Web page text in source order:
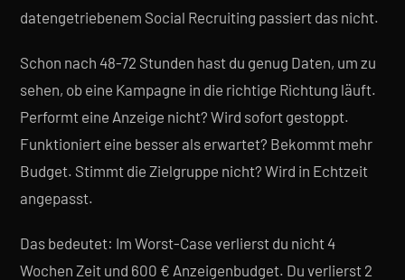
datengetriebenem Social Recruiting passiert das nicht.
Schon nach 48-72 Stunden hast du genug Daten, um zu
sehen, ob eine Kampagne in die richtige Richtung läuft.
Performt eine Anzeige nicht? Wird sofort gestoppt.
Funktioniert eine besser als erwartet? Bekommt mehr
Budget. Stimmt die Zielgruppe nicht? Wird in Echtzeit
angepasst.
Das bedeutet: Im Worst-Case verlierst du nicht 4
Wochen Zeit und 600 € Anzeigenbudget. Du verlierst 2